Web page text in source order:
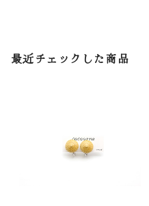
最近チェックした商品